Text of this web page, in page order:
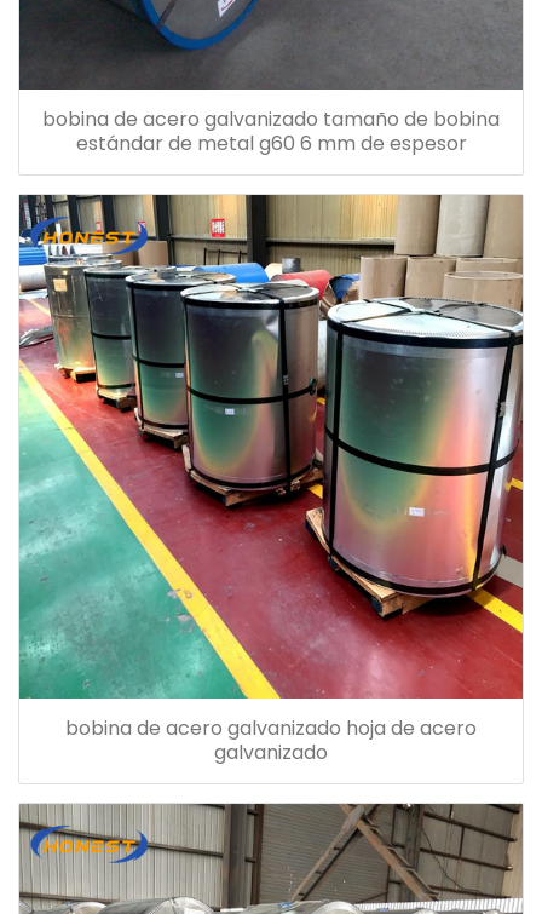
bobina de acero galvanizado tamaño de bobina
estándar de metal g60 6 mm de espesor
bobina de acero galvanizado hoja de acero
galvanizado